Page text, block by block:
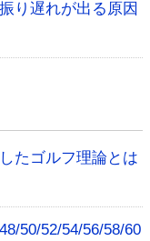
り遅れが出る原因
たゴルフ理論とは
50/52/54/56/58/60